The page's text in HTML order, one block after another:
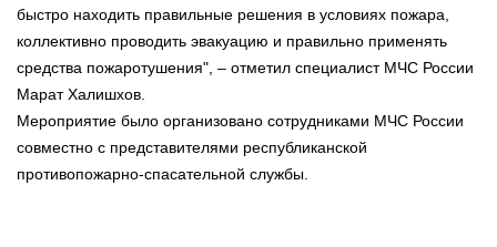
быстро находить правильные решения в условиях пожара,
коллективно проводить эвакуацию и правильно применять
средства пожаротушения", – отметил специалист МЧС России
Марат Халишхов.
Мероприятие было организовано сотрудниками МЧС России
совместно с представителями республиканской
противопожарно-спасательной службы.